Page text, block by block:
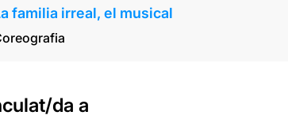
familia irreal, el musical
da a